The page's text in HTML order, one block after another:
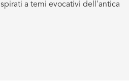
a temi evocativi dell'antica